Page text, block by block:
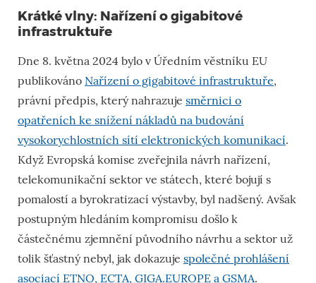
Krátké vlny: Nařízení o gigabitové
infrastruktuře
Dne 8. května 2024 bylo v Úředním věstníku EU
publikováno Nařízení o gigabitové infrastruktuře,
právní předpis, který nahrazuje směrnici o
opatřeních ke snížení nákladů na budování
vysokorychlostních sítí elektronických komunikací.
Když Evropská komise zveřejnila návrh nařízení,
telekomunikační sektor ve státech, které bojují s
pomalostí a byrokratizací výstavby, byl nadšený. Avšak
postupným hledáním kompromisu došlo k
částečnému zjemnění původního návrhu a sektor už
tolik šťastný nebyl, jak dokazuje společné prohlášení
asociací ETNO, ECTA, GIGA.EUROPE a GSMA.